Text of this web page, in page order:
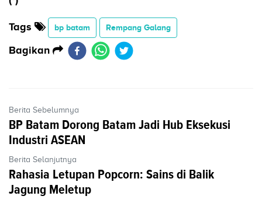
Tags bp batam Rempang Galang
Bagikan
Berita Sebelumnya
BP Batam Dorong Batam Jadi Hub Eksekusi
Industri ASEAN
Berita Selanjutnya
Rahasia Letupan Popcorn: Sains di Balik
Jagung Meletup